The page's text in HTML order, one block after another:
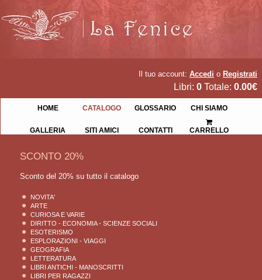
Il tuo account: Accedi o Registrati
Libri: 0 Totale: 0.00€
HOME CATALOGO GLOSSARIO CHI SIAMO
GALLERIA SITI AMICI CONTATTI CARRELLO
SCONTO 20%
Sconto del 20% su tutto il catalogo
NOVITA'
ARTE
CURIOSA E VARIE
DIRITTO - ECONOMIA - SCIENZE SOCIALI
ESOTERISMO
ESPLORAZIONI - VIAGGI
GEOGRAFIA
LETTERATURA
LIBRI ANTICHI - MANOSCRITTI
LIBRI PER RAGAZZI